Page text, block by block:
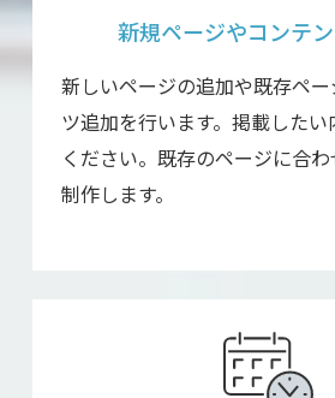
新規ページやコンテ
新しいページの追加や既存ペ
ツ追加を行います。掲載した
ください。既存のページに合
制作します。